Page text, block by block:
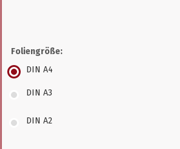
Foliengröße:
DIN A4
DIN A3
DIN A2